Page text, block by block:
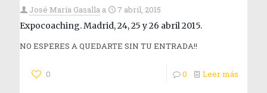
José María Gasalla a
7 abril, 2015
Expocoaching. Madrid, 24, 25 y 26 abril 2015.
NO ESPERES A QUEDARTE SIN TU ENTRADA!!
0 0 Leer más